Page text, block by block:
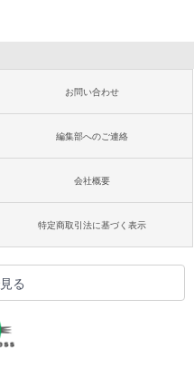
お問い合わせ
編集部へのご連絡
会社概要
特定商取引法に基づく表示
る